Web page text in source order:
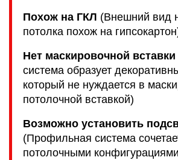
Похож на ГКЛ (Внешний вид
потолка похож на
Нет маскировочной вставки
система образует
который не нуждается в
потолочной вставкой)
Возможно установить
(Профильная система
потолочными